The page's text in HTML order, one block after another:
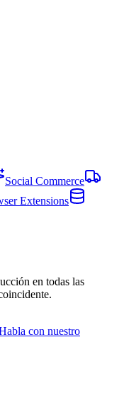
Social Commerce
Extensions
en todas las
con nuestro